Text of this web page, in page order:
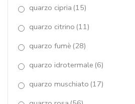
quarzo cipria (15)
quarzo citrino (11)
quarzo fumè (28)
quarzo idrotermale (6)
quarzo muschiato (17)